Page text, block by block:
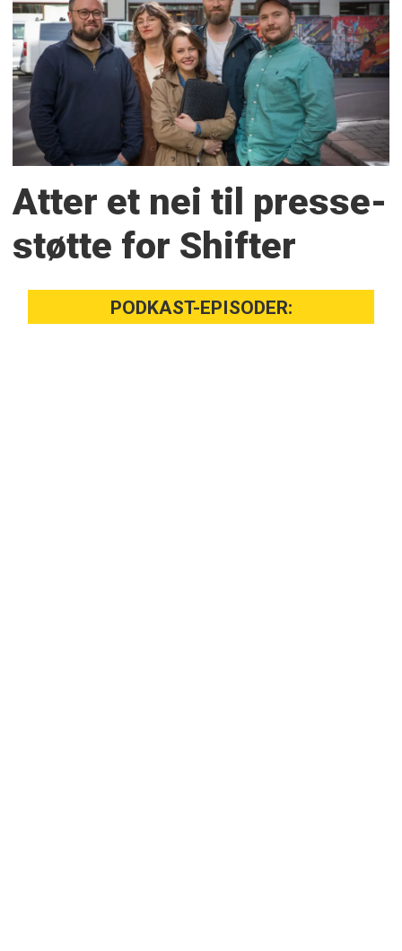
Atter et nei til presse­
støtte for Shifter
PODKAST-EPISODER: